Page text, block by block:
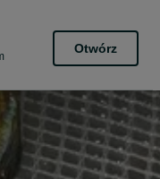
Otwórz